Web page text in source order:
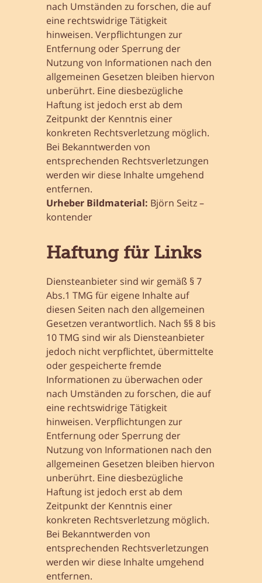
nach Umständen zu forschen, die auf
eine rechtswidrige Tätigkeit
hinweisen. Verpflichtungen zur
Entfernung oder Sperrung der
Nutzung von Informationen nach den
allgemeinen Gesetzen bleiben hiervon
unberührt. Eine diesbezügliche
Haftung ist jedoch erst ab dem
Zeitpunkt der Kenntnis einer
konkreten Rechtsverletzung möglich.
Bei Bekanntwerden von
entsprechenden Rechtsverletzungen
werden wir diese Inhalte umgehend
entfernen.
Urheber Bildmaterial: Björn Seitz –
kontender
Haftung für Links
Diensteanbieter sind wir gemäß § 7
Abs.1 TMG für eigene Inhalte auf
diesen Seiten nach den allgemeinen
Gesetzen verantwortlich. Nach §§ 8 bis
10 TMG sind wir als Diensteanbieter
jedoch nicht verpflichtet, übermittelte
oder gespeicherte fremde
Informationen zu überwachen oder
nach Umständen zu forschen, die auf
eine rechtswidrige Tätigkeit
hinweisen. Verpflichtungen zur
Entfernung oder Sperrung der
Nutzung von Informationen nach den
allgemeinen Gesetzen bleiben hiervon
unberührt. Eine diesbezügliche
Haftung ist jedoch erst ab dem
Zeitpunkt der Kenntnis einer
konkreten Rechtsverletzung möglich.
Bei Bekanntwerden von
entsprechenden Rechtsverletzungen
werden wir diese Inhalte umgehend
entfernen.